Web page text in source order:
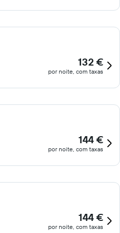
132 €
por noite, com taxas
144 €
por noite, com taxas
144 €
por noite, com taxas